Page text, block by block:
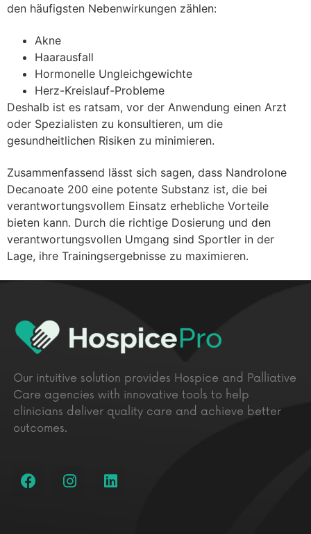
den häufigsten Nebenwirkungen zählen:
Akne
Haarausfall
Hormonelle Ungleichgewichte
Herz-Kreislauf-Probleme
Deshalb ist es ratsam, vor der Anwendung einen Arzt
oder Spezialisten zu konsultieren, um die
gesundheitlichen Risiken zu minimieren.
Zusammenfassend lässt sich sagen, dass Nandrolone
Decanoate 200 eine potente Substanz ist, die bei
verantwortungsvollem Einsatz erhebliche Vorteile
bieten kann. Durch die richtige Dosierung und den
verantwortungsvollen Umgang sind Sportler in der
Lage, ihre Trainingsergebnisse zu maximieren.
Our intuitive solution provides Hospice and Palliative
Care agencies with innovative tools to help
clinicians deliver quality care and achieve better
outcomes.